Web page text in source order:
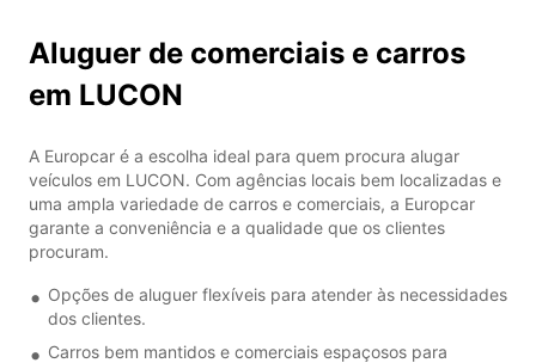
Aluguer de comerciais e carros
em LUCON
A Europcar é a escolha ideal para quem procura alugar
veículos em LUCON. Com agências locais bem localizadas e
uma ampla variedade de carros e comerciais, a Europcar
garante a conveniência e a qualidade que os clientes
procuram.
Opções de aluguer flexíveis para atender às necessidades
dos clientes.
Carros bem mantidos e comerciais espaçosos para